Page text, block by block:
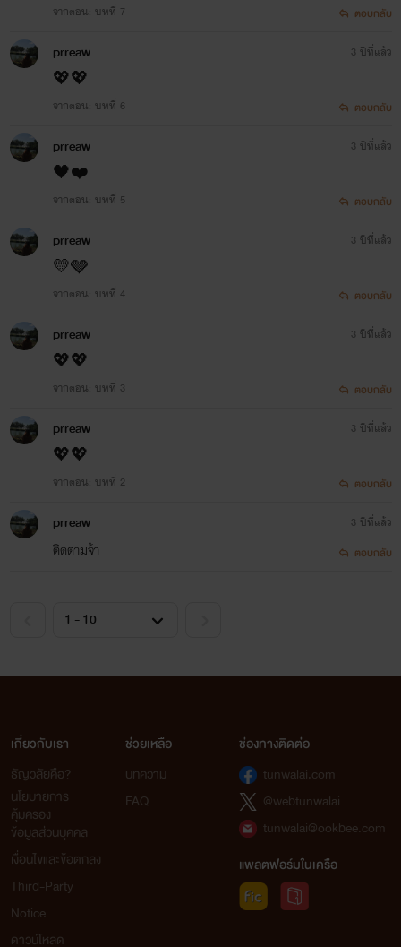
จากตอน: บทที่ 7 ตอบกลับ
prreaw
💖💖
จากตอน: บทที่ 6
3 ปีที่แล้ว
ตอบกลับ
prreaw
🖤❤️
จากตอน: บทที่ 5
3 ปีที่แล้ว
ตอบกลับ
prreaw
💛🩶
จากตอน: บทที่ 4
3 ปีที่แล้ว
ตอบกลับ
prreaw
💖💖
จากตอน: บทที่ 3
3 ปีที่แล้ว
ตอบกลับ
prreaw
💖💖
จากตอน: บทที่ 2
3 ปีที่แล้ว
ตอบกลับ
prreaw
ติดตามจ้า
3 ปีที่แล้ว
ตอบกลับ
เกี่ยวกับเรา
ธัญวลัยคือ?
นโยบายการ
คุ้มครอง
ข้อมูลส่วนบุคคล
เงื่อนไขและข้อตกลง
Third-Party
Notice
ดาวน์โหลด
ช่วยเหลือ
บทความ
FAQ
ช่องทางติดต่อ
tunwalai.com
@webtunwalai
tunwalai@ookbee.com
แพลตฟอร์มในเครือ